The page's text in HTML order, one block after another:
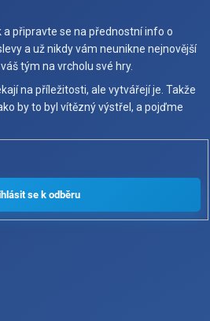
a připravte se na přednostní info o
a už nikdy vám neunikne nejnovější
tým na vrcholu své hry.
na příležitosti, ale vytvářejí je. Takže
by to byl vítězný výstřel, a pojďme